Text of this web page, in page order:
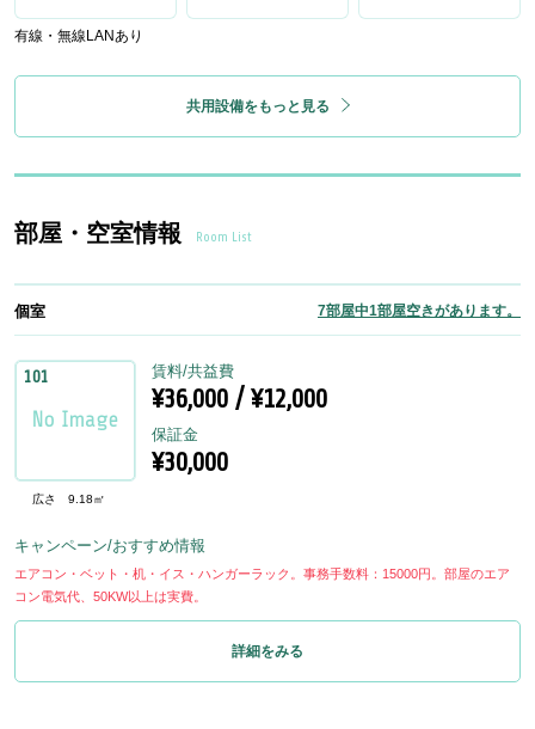
有線・無線LANあり
共用設備をもっと見る
部屋・空室情報 Room List
個室 7部屋中1部屋空きがあります。
101
広さ 9.18㎡
賃料/共益費
¥36,000 / ¥12,000
保証金
¥30,000
キャンペーン/おすすめ情報
エアコン・ベット・机・イス・ハンガーラック。事務手数料：15000円。部屋のエア
コン電気代、50KW以上は実費。
詳細をみる